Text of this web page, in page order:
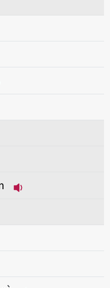
放音讀bián-kiann